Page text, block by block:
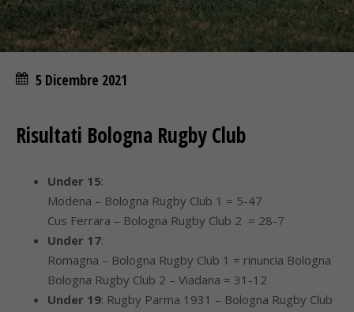
5 Dicembre 2021
Risultati Bologna Rugby Club
Under 15:
Modena – Bologna Rugby Club 1 = 5-47
Cus Ferrara – Bologna Rugby Club 2 = 28-7
Under 17:
Romagna – Bologna Rugby Club 1 = rinuncia Bologna
Bologna Rugby Club 2 – Viadana = 31-12
Under 19: Rugby Parma 1931 – Bologna Rugby Club